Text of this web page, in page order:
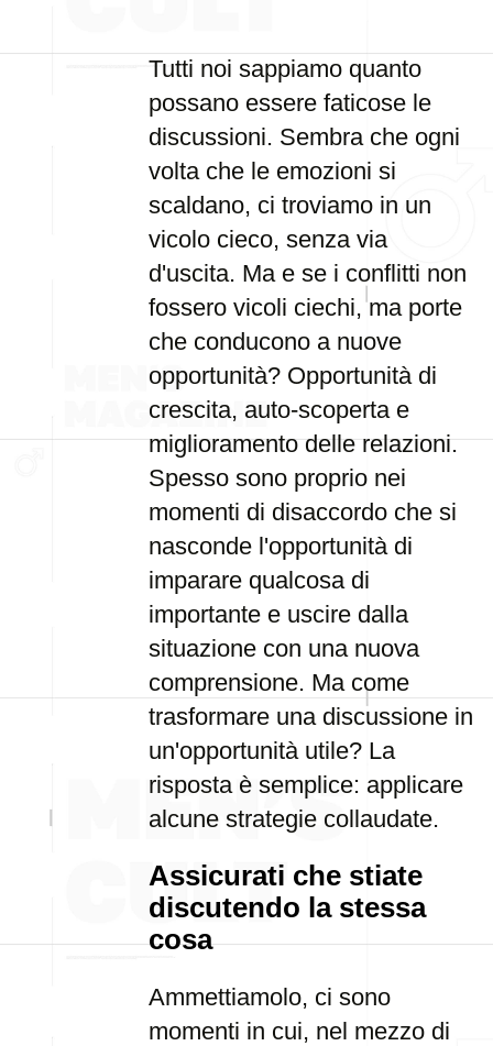
Tutti noi sappiamo quanto
possano essere faticose le
discussioni. Sembra che ogni
volta che le emozioni si
scaldano, ci troviamo in un
vicolo cieco, senza via
d'uscita. Ma e se i conflitti non
fossero vicoli ciechi, ma porte
che conducono a nuove
opportunità? Opportunità di
crescita, auto-scoperta e
miglioramento delle relazioni.
Spesso sono proprio nei
momenti di disaccordo che si
nasconde l'opportunità di
imparare qualcosa di
importante e uscire dalla
situazione con una nuova
comprensione. Ma come
trasformare una discussione in
un'opportunità utile? La
risposta è semplice: applicare
alcune strategie collaudate.
Assicurati che stiate
discutendo la stessa
cosa
Ammettiamolo, ci sono
momenti in cui, nel mezzo di